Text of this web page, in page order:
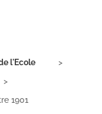
l'Ecole
1901